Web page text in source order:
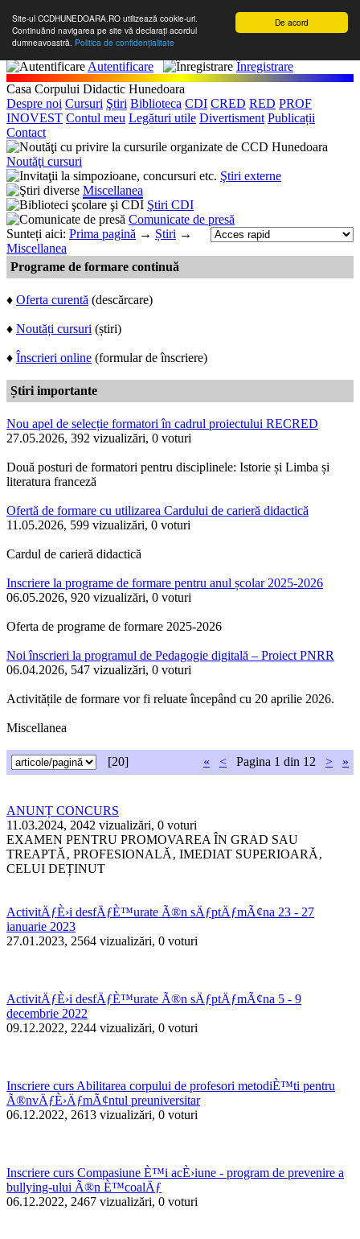
De acord
Site-ul CCDHUNEDOARA.RO utilizează cookie-uri.
Continuând navigarea pe site vă declarați acordul
dumneavoastră. Politica de confidențialitate
Autentificare
Înregistrare
Casa Corpului Didactic Hunedoara
Despre noi Cursuri Ştiri Biblioteca CDI CRED RED PROF
INOVEST Contul meu Legături utile Divertisment Publicații
Contact
Noutăţi cursuri
Ştiri externe
Miscellanea
Ştiri CDI
Comunicate de presă
Sunteți aici: Prima pagină → Știri →
Miscellanea
Programe de formare continuă
♦ Oferta curentă (descărcare)
♦ Noutăți cursuri (știri)
♦ Înscrieri online (formular de înscriere)
Știri importante
Nou apel de selecție formatori în cadrul proiectului RECRED
27.05.2026, 392 vizualizări, 0 voturi
Două posturi de formatori pentru disciplinele: Istorie și Limba și
literatura franceză
Ofertă de formare cu utilizarea Cardului de carieră didactică
11.05.2026, 599 vizualizări, 0 voturi
Cardul de carieră didactică
Inscriere la programe de formare pentru anul școlar 2025-2026
06.05.2026, 920 vizualizări, 0 voturi
Oferta de programe de formare 2025-2026
Noi înscrieri la programul de Pedagogie digitală – Proiect PNRR
06.04.2026, 547 vizualizări, 0 voturi
Activitățile de formare vor fi reluate începând cu 20 aprilie 2026.
Miscellanea
[20] « < Pagina 1 din 12 > »
ANUNȚ CONCURS
11.03.2024, 2042 vizualizări, 0 voturi
EXAMEN PENTRU PROMOVAREA ÎN GRAD SAU
TREAPTĂ‚ PROFESIONALĂ‚ IMEDIAT SUPERIOARĂ‚
CELUI DEȚINUT
ActivitÄƒÈ›i desfÄƒÈ™urate Ã®n sÄƒptÄƒmÃ¢na 23 - 27
ianuarie 2023
27.01.2023, 2564 vizualizări, 0 voturi
ActivitÄƒÈ›i desfÄƒÈ™urate Ã®n sÄƒptÄƒmÃ¢na 5 - 9
decembrie 2022
09.12.2022, 2244 vizualizări, 0 voturi
Inscriere curs Abilitarea corpului de profesori metodiÈ™ti pentru
Ã®nvÄƒÈ›ÄƒmÃ¢ntul preuniversitar
06.12.2022, 2613 vizualizări, 0 voturi
Inscriere curs Compasiune È™i acÈ›iune - program de prevenire a
bullying-ului Ã®n È™coalÄƒ
06.12.2022, 2467 vizualizări, 0 voturi